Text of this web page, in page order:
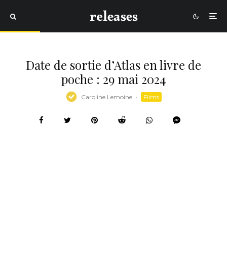
Date de sortie d’Atlas en livre de
poche : 29 mai 2024
Caroline Lemoine · Films